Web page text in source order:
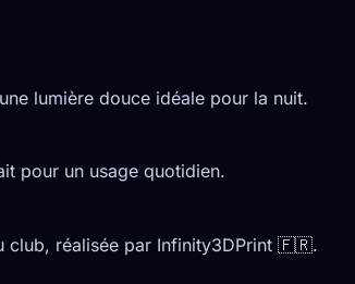
lumière douce idéale pour la nuit.
pour un usage quotidien.
club, réalisée par Infinity3DPrint 🇫🇷.